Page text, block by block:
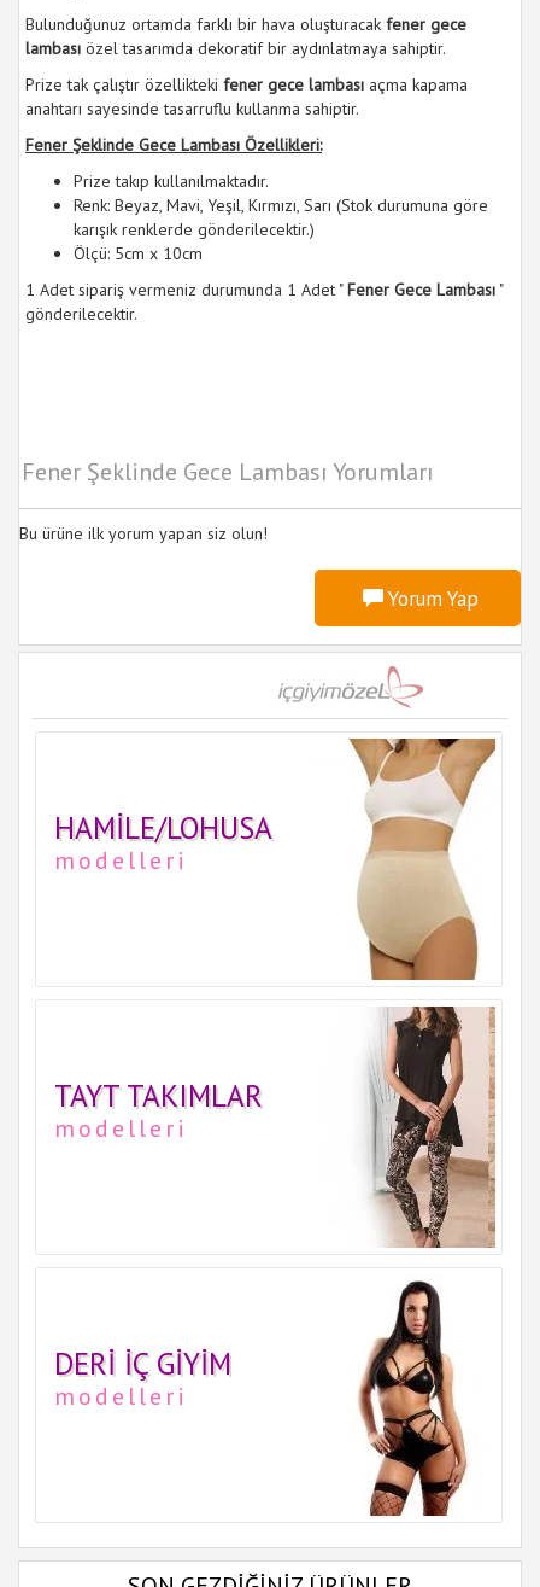
Bulunduğunuz ortamda farklı bir hava oluşturacak fener gece
lambası özel tasarımda dekoratif bir aydınlatmaya sahiptir.
Prize tak çalıştır özellikteki fener gece lambası açma kapama
anahtarı sayesinde tasarruflu kullanma sahiptir.
Fener Şeklinde Gece Lambası Özellikleri:
Prize takıp kullanılmaktadır.
Renk: Beyaz, Mavi, Yeşil, Kırmızı, Sarı (Stok durumuna göre
karışık renklerde gönderilecektir.)
Ölçü: 5cm x 10cm
1 Adet sipariş vermeniz durumunda 1 Adet "Fener Gece Lambası "
gönderilecektir.
Fener Şeklinde Gece Lambası Yorumları
Bu ürüne ilk yorum yapan siz olun!
Yorum Yap
HAMILE/LOHUSA
modelleri
TAYT TAKIMLAR
modelleri
DERI İÇ GIYIM
modelleri